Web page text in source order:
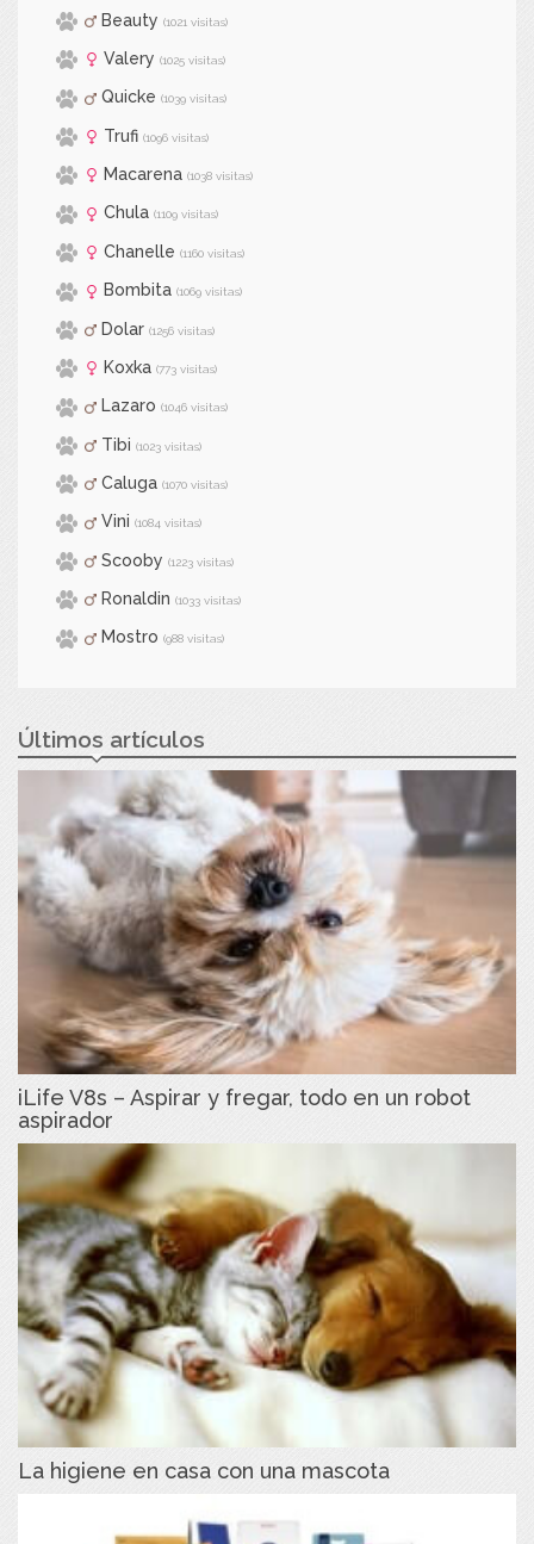
Beauty (1021 visitas)
Valery (1025 visitas)
Quicke (1039 visitas)
Trufi (1096 visitas)
Macarena (1038 visitas)
Chula (1109 visitas)
Chanelle (1160 visitas)
Bombita (1069 visitas)
Dolar (1256 visitas)
Koxka (773 visitas)
Lazaro (1046 visitas)
Tibi (1023 visitas)
Caluga (1070 visitas)
Vini (1084 visitas)
Scooby (1223 visitas)
Ronaldin (1033 visitas)
Mostro (988 visitas)
Últimos artículos
iLife V8s – Aspirar y fregar, todo en un robot
aspirador
La higiene en casa con una mascota